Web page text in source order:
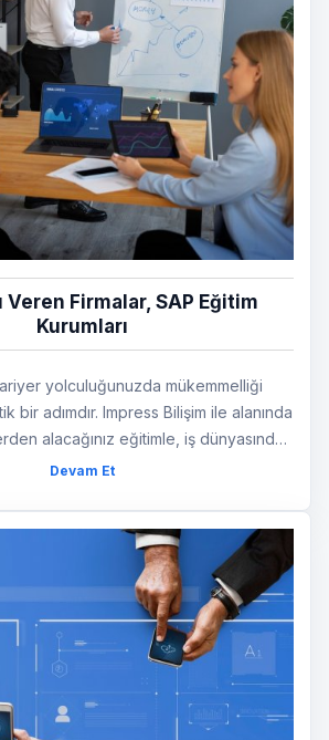
Veren Firmalar, SAP Eğitim
Kurumları
yolculuğunuzda mükemmelliği
bir adımdır. Impress Bilişim ile alanında
alacağınız eğitimle, iş dünyasında
fark yaratın.
Devam Et